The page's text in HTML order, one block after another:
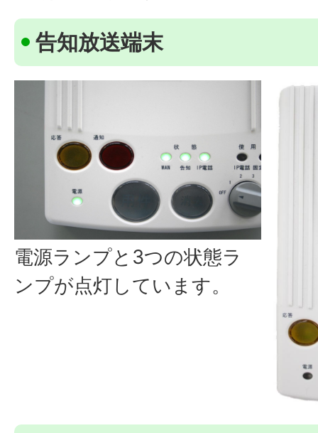
告知放送端末
電源ランプと3つの状態ラ
ンプが点灯しています。